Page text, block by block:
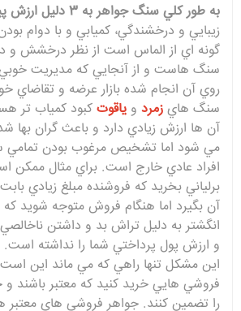
به طور کلي سنگ جواهر به 3 دليل ارزش پيدا مي کند
زيبايي و درخشندگي، کميابي و با دوام
گونه اي از الماس است از نظر درخشش و
سنگ هاست و از آنجايي که مديريت خوبي
روي آن انجام شده بازار عرضه و تقاضاي
سنگ هاي زمرد و ياقوت کبود کمياب تر
آن ها ارزش زيادي دارد و باعث گران بها
مي شود اما تشخيص مرغوب بودن تمامي
افراد عادي خارج است. براي مثال ممکن
برلياني بخريد که فروشنده مبلغ زيادي
آن بگيرد اما هنگام فروش متوجه شويد که
انگشتر به دليل تراش بد و داشتن
و ارزش پول پرداختي شما را نداشته است.
اين مشکل تنها راهي که مي ماند اين است
فروشي هايي خريد کنيد که معتبر